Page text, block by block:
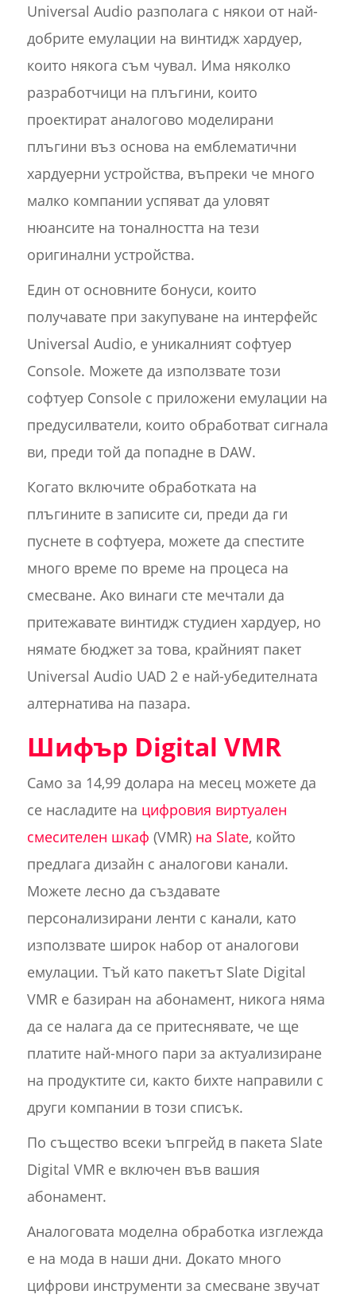
Universal Audio разполага с някои от най-
добрите емулации на винтидж хардуер,
които някога съм чувал. Има няколко
разработчици на плъгини, които
проектират аналогово моделирани
плъгини въз основа на емблематични
хардуерни устройства, въпреки че много
малко компании успяват да уловят
нюансите на тоналността на тези
оригинални устройства.
Един от основните бонуси, които
получавате при закупуване на интерфейс
Universal Audio, е уникалният софтуер
Console. Можете да използвате този
софтуер Console с приложени емулации на
предусилватели, които обработват сигнала
ви, преди той да попадне в DAW.
Когато включите обработката на
плъгините в записите си, преди да ги
пуснете в софтуера, можете да спестите
много време по време на процеса на
смесване. Ако винаги сте мечтали да
притежавате винтидж студиен хардуер, но
нямате бюджет за това, крайният пакет
Universal Audio UAD 2 е най-убедителната
алтернатива на пазара.
Шифър Digital VMR
Само за 14,99 долара на месец можете да
се насладите на цифровия виртуален
смесителен шкаф (VMR) на Slate, който
предлага дизайн с аналогови канали.
Можете лесно да създавате
персонализирани ленти с канали, като
използвате широк набор от аналогови
емулации. Тъй като пакетът Slate Digital
VMR е базиран на абонамент, никога няма
да се налага да се притеснявате, че ще
платите най-много пари за актуализиране
на продуктите си, както бихте направили с
други компании в този списък.
По същество всеки ъпгрейд в пакета Slate
Digital VMR е включен във вашия
абонамент.
Аналоговата моделна обработка изглежда
е на мода в наши дни. Докато много
цифрови инструменти за смесване звучат